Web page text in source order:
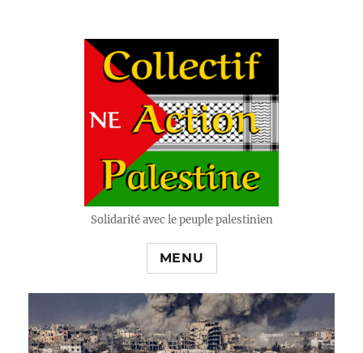
Solidarité avec le peuple palestinien
MENU